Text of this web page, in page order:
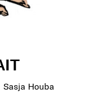
Sasja Houba